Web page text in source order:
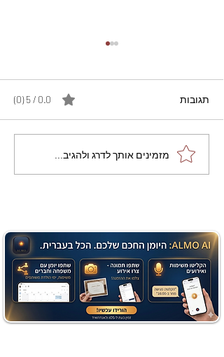
מתכון מנצח עוגת מייפל
שוקולד בחושה וקלה - זיוה
תגובות 0.0 / 5 ‏(0)
מזמינים אותך לדרג ולהגיב...